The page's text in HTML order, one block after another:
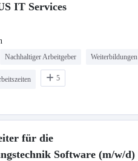
IT Services
Nachhaltiger Arbeitgeber Weiterbildungen
5
für die
Software (m/w/d)